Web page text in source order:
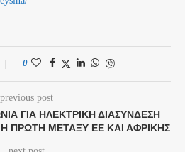
0
previous post
ΓΙΑ ΗΛΕΚΤΡΙΚΉ ΔΙΑΣΎΝΔΕΣΗ
ΠΡΏΤΗ ΜΕΤΑΞΎ ΕΕ ΚΑΙ ΑΦΡΙΚΉΣ